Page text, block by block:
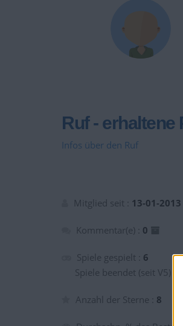
Ruf - erhaltene
Infos über den Ruf
Mitglied seit : 13-01-2013
Kommentar(e) : 0
Spiele gespielt : 6
Spiele beendet (seit V5) :
Anzahl der Sterne : 8